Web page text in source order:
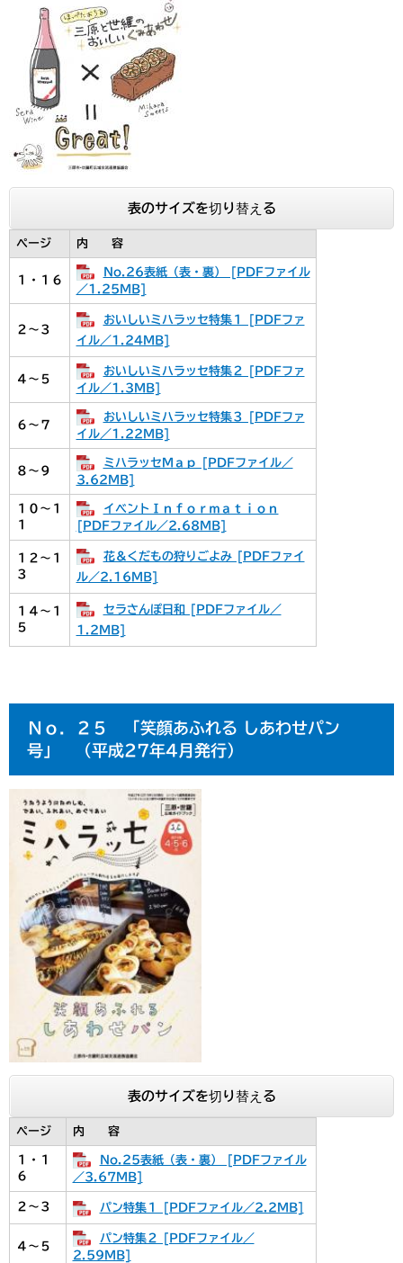
表のサイズを切り替える
ページ 内 容
１・１６
No.26表紙（表・裏） [PDFファイル
／1.25MB]
２～３
おいしいミハラッセ特集１ [PDFファ
イル／1.24MB]
４～５
おいしいミハラッセ特集２ [PDFファ
イル／1.3MB]
６～７
おいしいミハラッセ特集３ [PDFファ
イル／1.22MB]
８～９
ミハラッセＭａｐ [PDFファイル／
3.62MB]
１０～１
１
イベントＩｎｆｏｒｍａｔｉｏｎ
[PDFファイル／2.68MB]
１２～１
３
花＆くだもの狩りごよみ [PDFファイ
ル／2.16MB]
１４～１
５
セラさんぽ日和 [PDFファイル／
1.2MB]
Ｎｏ．２５ 「笑顔あふれる しあわせパン
号」 （平成27年4月発行）
表のサイズを切り替える
ページ 内 容
１・１
６
No.25表紙（表・裏） [PDFファイル
／3.67MB]
２～３ パン特集１ [PDFファイル／2.2MB]
４～５
パン特集２ [PDFファイル／
2.59MB]